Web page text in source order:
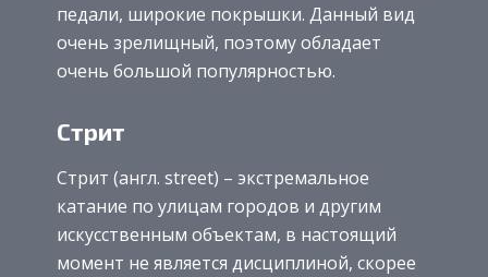
педали, широкие покрышки. Данный вид
очень зрелищный, поэтому обладает
очень большой популярностью.
Стрит
Стрит (англ. street) – экстремальное
катание по улицам городов и другим
искусственным объектам, в настоящий
момент не является дисциплиной, скорее